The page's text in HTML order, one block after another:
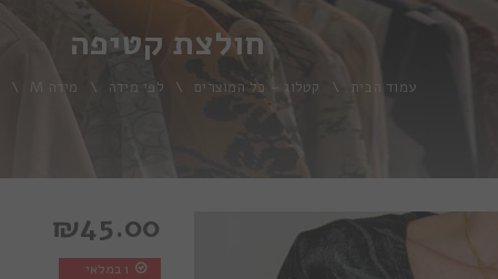
חולצת קטיפה
עמוד הבית \ קטלוג – כל המוצרים \ לפי מידה \ מידה M \
₪45.00
1 במלאי